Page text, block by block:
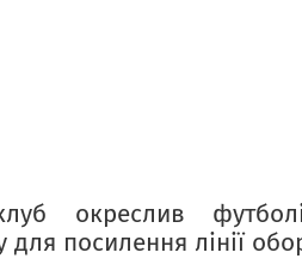
окреслив
для посилення лінії